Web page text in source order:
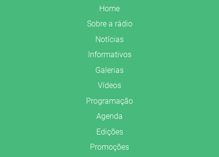
Home
Sobre a rádio
Notícias
Informativos
Galerias
Vídeos
Programação
Agenda
Edições
Promoções